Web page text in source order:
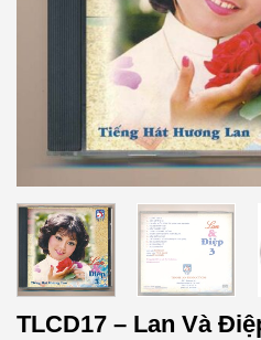
TLCD17 – Lan Và